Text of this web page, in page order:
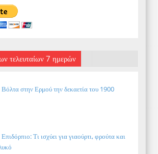
τελευταίων 7 ημερών
Βόλτα στην Ερμού την δεκαετία του 1900
Επιδόρπιο: Τι ισχύει για γιαούρτι, φρούτα και